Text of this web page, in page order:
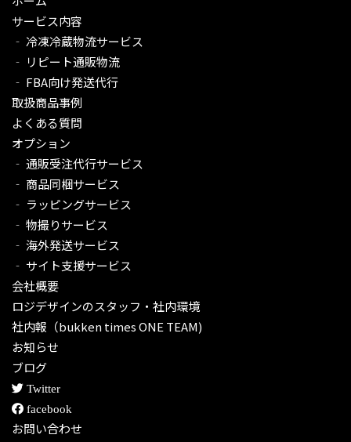
サービス内容
‐ 冷凍冷蔵物流サービス
‐ リピート通販物流
‐ FBA向け発送代行
取扱商品事例
よくある質問
オプション
‐ 通販受注代行サービス​
‐ 商品同梱サービス
‐ ラッピングサービス
‐ 物撮りサービス
‐ 海外発送サービス
‐ サイト支援サービス
会社概要
ロジデザインのスタッフ・社内環境
社内報（bukken times ONE TEAM)
お知らせ
ブログ
Twitter
facebook
お問い合わせ